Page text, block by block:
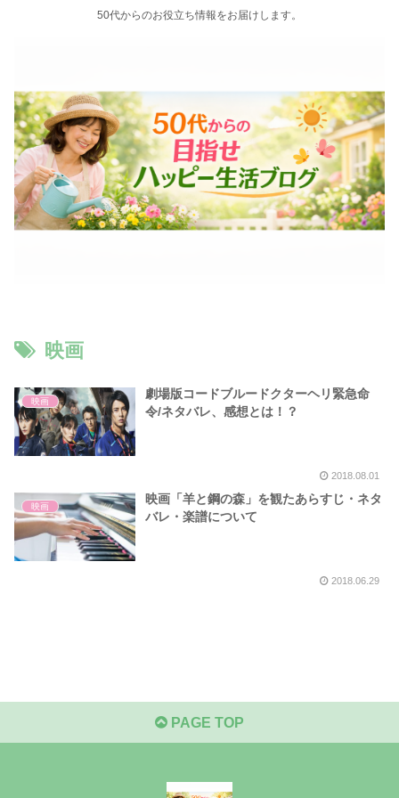
50代からのお役立ち情報をお届けします。
映画
映画
劇場版コードブルードクターヘリ緊急命
令/ネタバレ、感想とは！？
2018.08.01
映画
映画「羊と鋼の森」を観たあらすじ・ネタ
バレ・楽譜について
2018.06.29
PAGE TOP